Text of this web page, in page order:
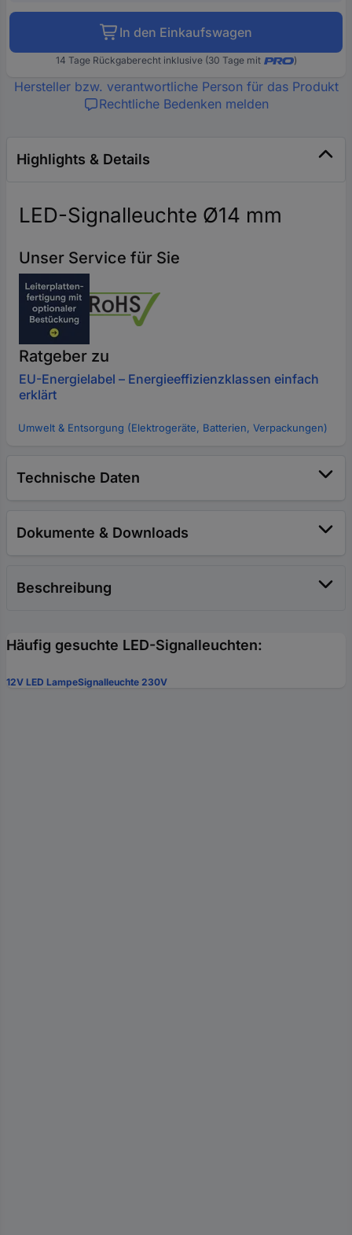
In den Einkaufswagen
14 Tage Rückgaberecht inklusive (30 Tage mit )
Hersteller bzw. verantwortliche Person für das Produkt
Rechtliche Bedenken melden
Highlights & Details
LED-Signalleuchte Ø14 mm
Unser Service für Sie
Ratgeber zu
EU-Energielabel – Energieeffizienzklassen einfach
erklärt
Umwelt & Entsorgung (Elektrogeräte, Batterien, Verpackungen)
Technische Daten
Dokumente & Downloads
Beschreibung
Häufig gesuchte LED-Signalleuchten:
12V LED LampeSignalleuchte 230V